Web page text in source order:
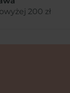
200 zł